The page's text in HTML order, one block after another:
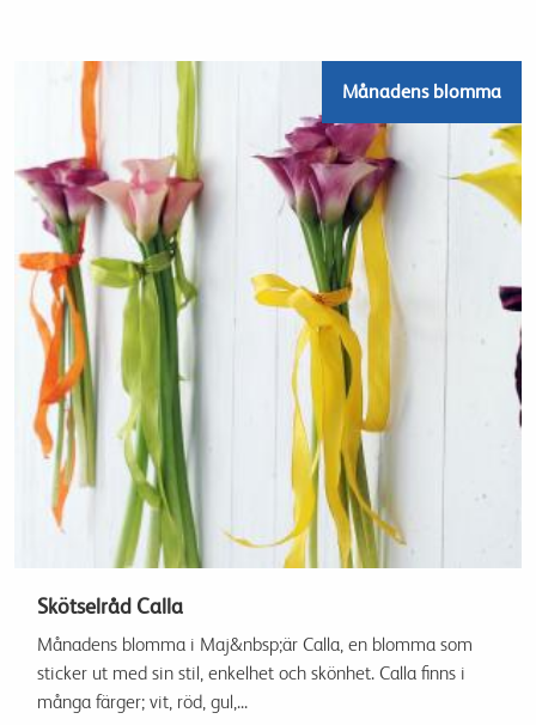
Månadens blomma
Skötselråd Calla
Månadens blomma i Maj&nbsp;är Calla, en blomma som
sticker ut med sin stil, enkelhet och skönhet. Calla finns i
många färger; vit, röd, gul,...